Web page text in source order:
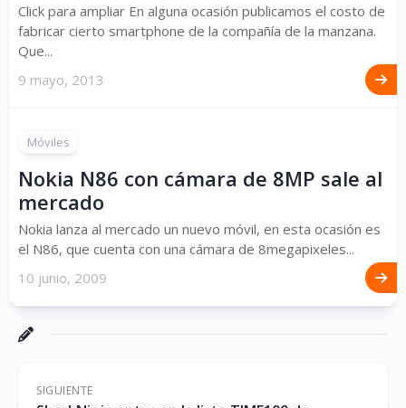
Click para ampliar En alguna ocasión publicamos el costo de
fabricar cierto smartphone de la compañía de la manzana.
Que...
9 mayo, 2013
Móviles
Nokia N86 con cámara de 8MP sale al
mercado
Nokia lanza al mercado un nuevo móvil, en esta ocasión es
el N86, que cuenta con una cámara de 8megapixeles...
10 junio, 2009
SIGUIENTE